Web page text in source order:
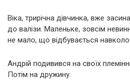
Віка, трирічна дівчинка, вже
до валізи. Маленьке, зовсім
не мало, що відбувається навколо.
Андрій подивився на своїх
Потім на дружину.